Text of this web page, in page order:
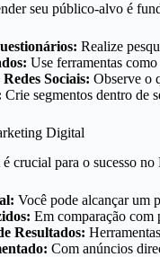
seu público-alvo é
Realize
Use ferramentas
Sociais: Observe o
Crie segmentos dentro de
Digital
é crucial para o sucesso
Você pode alcançar um
Em comparação
Resultados:
Com anúncios